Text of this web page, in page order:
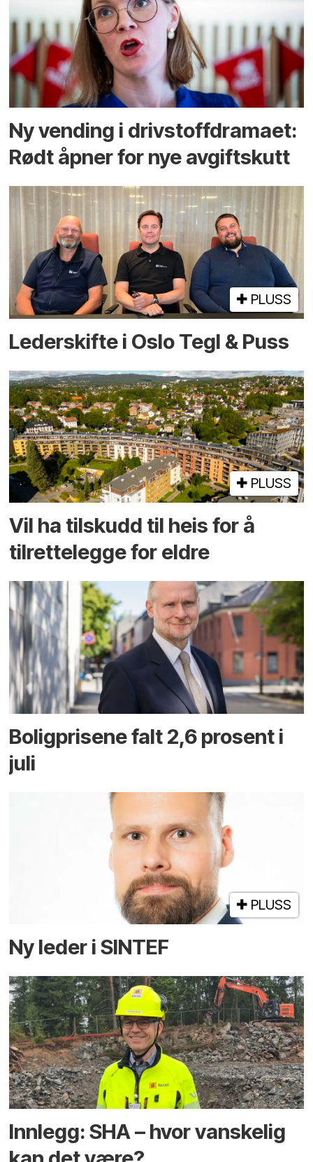
Ny vending i drivstoffdramaet:
Rødt åpner for nye avgiftskutt
PLUSS
Lederskifte i Oslo Tegl & Puss
PLUSS
Vil ha tilskudd til heis for å
tilrettelegge for eldre
Boligprisene falt 2,6 prosent i
juli
PLUSS
Ny leder i SINTEF
Innlegg: SHA – hvor vanskelig